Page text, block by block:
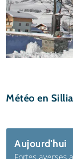
Météo en
Aujourd'hui